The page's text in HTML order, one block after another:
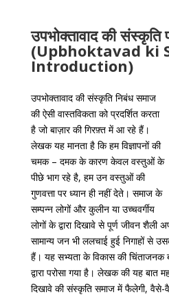
उपभोक्तावाद की संस्कृति
(Upbhoktavad ki
Introduction)
उपभोक्तावाद की संस्कृति निबंध समाज
की ऐसी वास्तविकता को प्रदर्शित करता
है जो बाज़ार की गिरफ़्त में आ रहे हैं।
लेखक यह मानता है कि हम विज्ञापनों की
चमक – दमक के कारण केवल वस्तुओं के
पीछे भाग रहे है, हम उन वस्तुओं की
गुणवत्ता पर ध्यान ही नहीं देते। समाज के
सम्पन्न लोगों और कुलीन या उच्चवर्गीय
लोगों के द्वारा दिखावे से पूर्ण जीवन
सामान्य जन भी ललचाई हुई निगाहों से
हैं। यह सभ्यता के विकास की चिंताजनक
द्वारा परोसा गया है। लेखक की यह बात
दिखावे की संस्कृति समाज में फैलेगी, वैसे-